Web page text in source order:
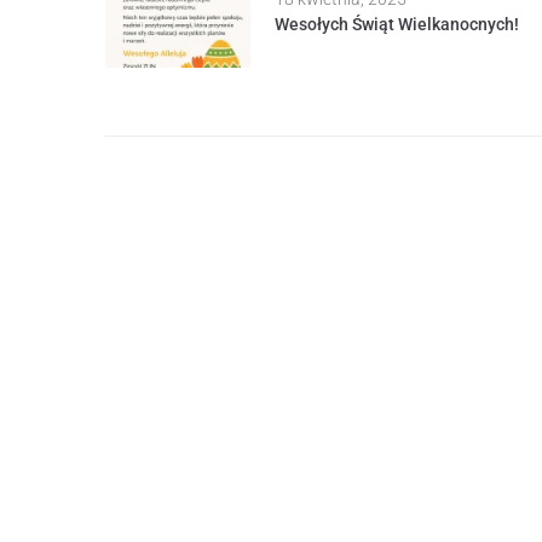
Wesołych Świąt Wielkanocnych!